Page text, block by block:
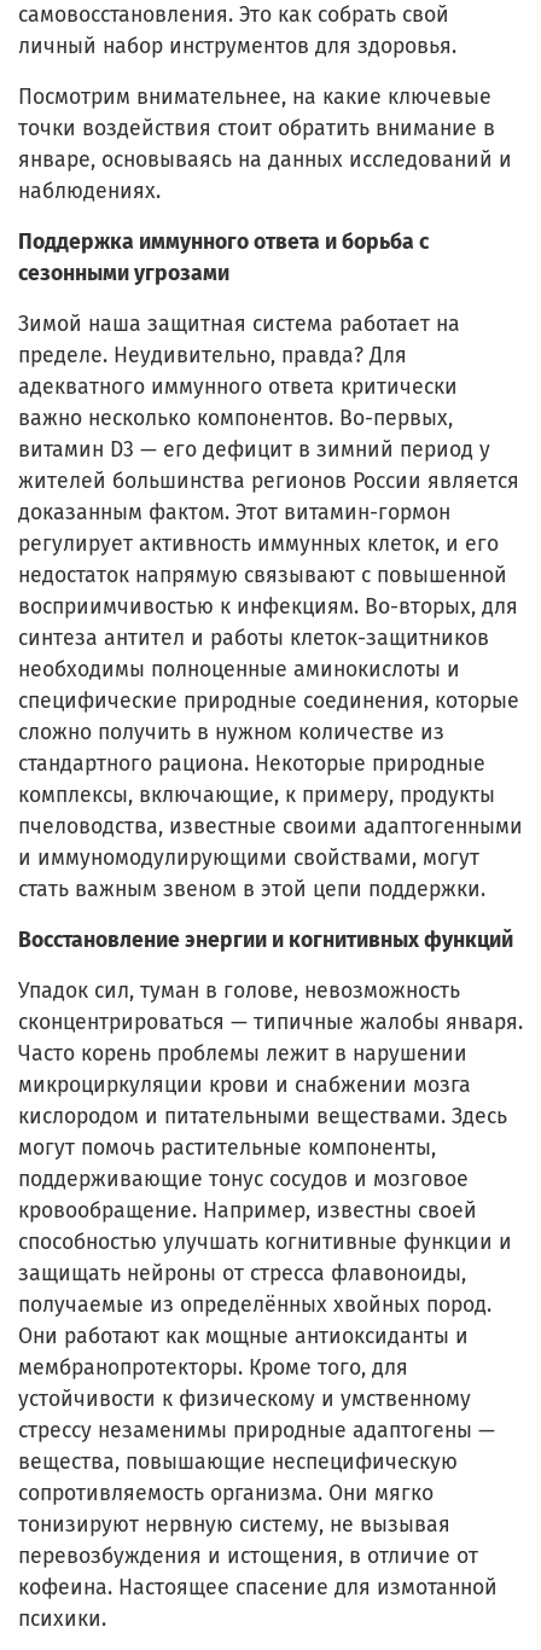
самовосстановления. Это как собрать свой
личный набор инструментов для здоровья.
Посмотрим внимательнее, на какие ключевые
точки воздействия стоит обратить внимание в
январе, основываясь на данных исследований и
наблюдениях.
Поддержка иммунного ответа и борьба с
сезонными угрозами
Зимой наша защитная система работает на
пределе. Неудивительно, правда? Для
адекватного иммунного ответа критически
важно несколько компонентов. Во-первых,
витамин D3 — его дефицит в зимний период у
жителей большинства регионов России является
доказанным фактом. Этот витамин-гормон
регулирует активность иммунных клеток, и его
недостаток напрямую связывают с повышенной
восприимчивостью к инфекциям. Во-вторых, для
синтеза антител и работы клеток-защитников
необходимы полноценные аминокислоты и
специфические природные соединения, которые
сложно получить в нужном количестве из
стандартного рациона. Некоторые природные
комплексы, включающие, к примеру, продукты
пчеловодства, известные своими адаптогенными
и иммуномодулирующими свойствами, могут
стать важным звеном в этой цепи поддержки.
Восстановление энергии и когнитивных функций
Упадок сил, туман в голове, невозможность
сконцентрироваться — типичные жалобы января.
Часто корень проблемы лежит в нарушении
микроциркуляции крови и снабжении мозга
кислородом и питательными веществами. Здесь
могут помочь растительные компоненты,
поддерживающие тонус сосудов и мозговое
кровообращение. Например, известны своей
способностью улучшать когнитивные функции и
защищать нейроны от стресса флавоноиды,
получаемые из определённых хвойных пород.
Они работают как мощные антиоксиданты и
мембранопротекторы. Кроме того, для
устойчивости к физическому и умственному
стрессу незаменимы природные адаптогены —
вещества, повышающие неспецифическую
сопротивляемость организма. Они мягко
тонизируют нервную систему, не вызывая
перевозбуждения и истощения, в отличие от
кофеина. Настоящее спасение для измотанной
психики.